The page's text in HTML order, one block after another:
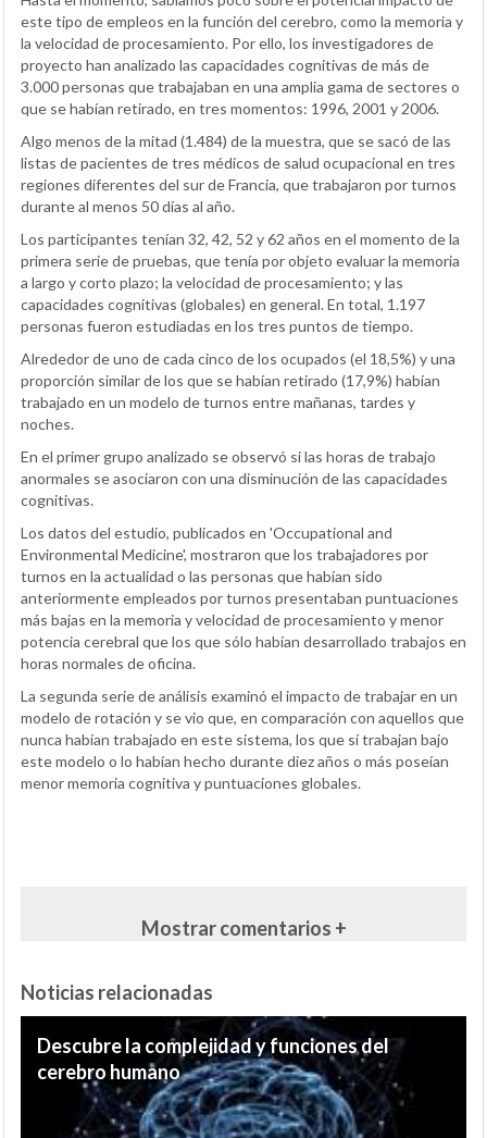
este tipo de empleos en la función del cerebro, como la memoria y
la velocidad de procesamiento. Por ello, los investigadores de
proyecto han analizado las capacidades cognitivas de más de
3.000 personas que trabajaban en una amplia gama de sectores o
que se habían retirado, en tres momentos: 1996, 2001 y 2006.
Algo menos de la mitad (1.484) de la muestra, que se sacó de las
listas de pacientes de tres médicos de salud ocupacional en tres
regiones diferentes del sur de Francia, que trabajaron por turnos
durante al menos 50 días al año.
Los participantes tenían 32, 42, 52 y 62 años en el momento de la
primera serie de pruebas, que tenía por objeto evaluar la memoria
a largo y corto plazo; la velocidad de procesamiento; y las
capacidades cognitivas (globales) en general. En total, 1.197
personas fueron estudiadas en los tres puntos de tiempo.
Alrededor de uno de cada cinco de los ocupados (el 18,5%) y una
proporción similar de los que se habían retirado (17,9%) habían
trabajado en un modelo de turnos entre mañanas, tardes y
noches.
En el primer grupo analizado se observó si las horas de trabajo
anormales se asociaron con una disminución de las capacidades
cognitivas.
Los datos del estudio, publicados en 'Occupational and
Environmental Medicine', mostraron que los trabajadores por
turnos en la actualidad o las personas que habían sido
anteriormente empleados por turnos presentaban puntuaciones
más bajas en la memoria y velocidad de procesamiento y menor
potencia cerebral que los que sólo habían desarrollado trabajos en
horas normales de oficina.
La segunda serie de análisis examinó el impacto de trabajar en un
modelo de rotación y se vio que, en comparación con aquellos que
nunca habían trabajado en este sistema, los que sí trabajan bajo
este modelo o lo habían hecho durante diez años o más poseían
menor memoria cognitiva y puntuaciones globales.
Mostrar comentarios +
Noticias relacionadas
Descubre la complejidad y funciones del
cerebro humano